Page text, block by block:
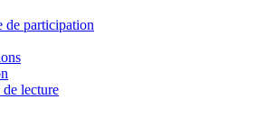
de participation
lecture